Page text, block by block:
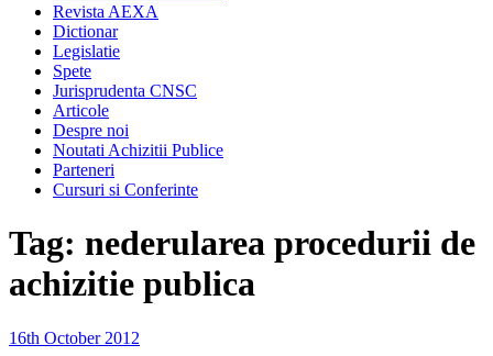
Revista AEXA
Dictionar
Legislatie
Spete
Jurisprudenta CNSC
Articole
Despre noi
Noutati Achizitii Publice
Parteneri
Cursuri si Conferinte
Tag: nederularea procedurii de
achizitie publica
Posted
16th October 2012